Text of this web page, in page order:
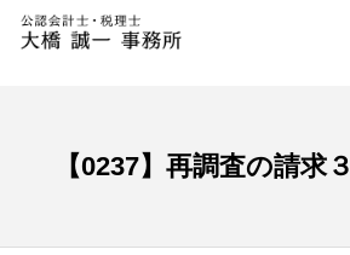
【0237】再調査の請求